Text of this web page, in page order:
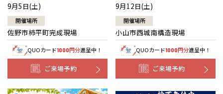
9月5日(土)
開催場所
佐野市柿平町完成現場
QUOカード1000円分進呈中！
ご来場予約
9月12日(土)
開催場所
小山市西城南構造現場
QUOカード1000円分進呈中！
ご来場予約